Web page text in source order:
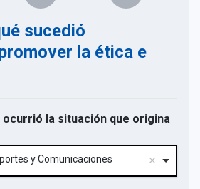
sucedió
la ética e
ocurrió la situación que origina
y Comunicaciones